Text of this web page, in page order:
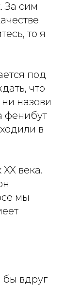
За сим
то я
под
что
назови
фенибут
в
века.
мы
бы вдруг